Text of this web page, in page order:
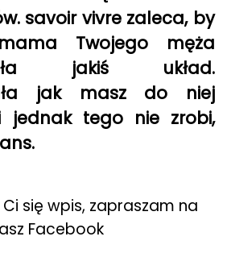
savoir vivre zaleca, by
Twojego męża
jakiś układ.
jak masz do niej
jednak tego nie zrobi,
się wpis, zapraszam na
Facebook